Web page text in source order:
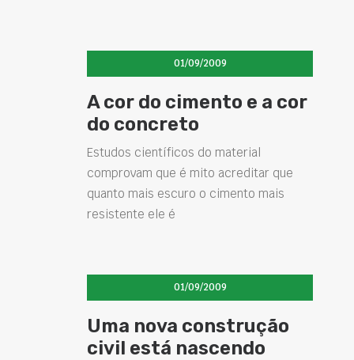
01/09/2009
A cor do cimento e a cor
do concreto
Estudos científicos do material
comprovam que é mito acreditar que
quanto mais escuro o cimento mais
resistente ele é
01/09/2009
Uma nova construção
civil está nascendo